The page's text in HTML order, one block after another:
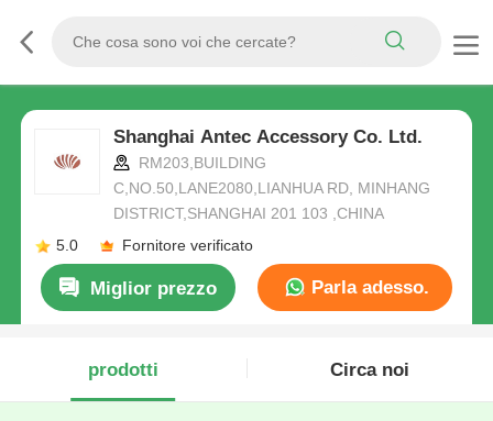
Shanghai Antec Accessory Co. Ltd.
RM203,BUILDING
C,NO.50,LANE2080,LIANHUA RD, MINHANG
DISTRICT,SHANGHAI 201 103 ,CHINA
5.0
Fornitore verificato
Miglior prezzo Parla adesso.
prodotti Circa noi